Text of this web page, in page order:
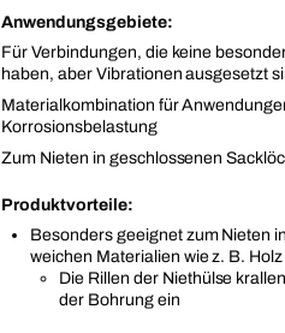
Anwendungsgebiete:
Für Verbindungen, die keine
haben, aber Vibrationen ausgesetzt
Materialkombination für
Korrosionsbelastung
Zum Nieten in geschlossenen
Produktvorteile:
Besonders geeignet zum Nieten
weichen Materialien wie z. B.
Die Rillen der Niethülse
der Bohrung ein